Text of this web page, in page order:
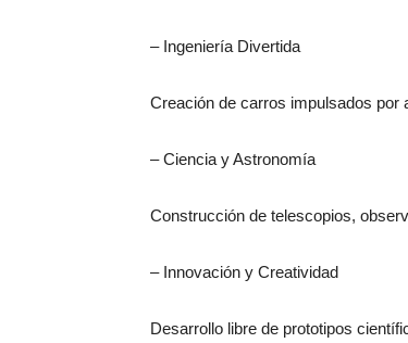
– Ingeniería Divertida
Creación de carros impulsados por
– Ciencia y Astronomía
Construcción de telescopios,
– Innovación y Creatividad
Desarrollo libre de prototipos